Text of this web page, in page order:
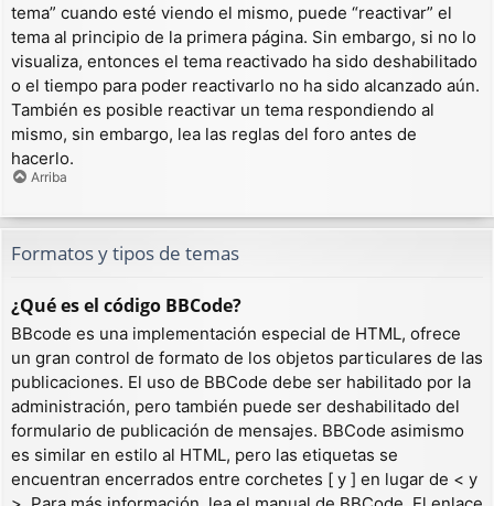
tema” cuando esté viendo el mismo, puede “reactivar” el
tema al principio de la primera página. Sin embargo, si no lo
visualiza, entonces el tema reactivado ha sido deshabilitado
o el tiempo para poder reactivarlo no ha sido alcanzado aún.
También es posible reactivar un tema respondiendo al
mismo, sin embargo, lea las reglas del foro antes de
hacerlo.
Arriba
Formatos y tipos de temas
¿Qué es el código BBCode?
BBcode es una implementación especial de HTML, ofrece
un gran control de formato de los objetos particulares de las
publicaciones. El uso de BBCode debe ser habilitado por la
administración, pero también puede ser deshabilitado del
formulario de publicación de mensajes. BBCode asimismo
es similar en estilo al HTML, pero las etiquetas se
encuentran encerrados entre corchetes [ y ] en lugar de < y